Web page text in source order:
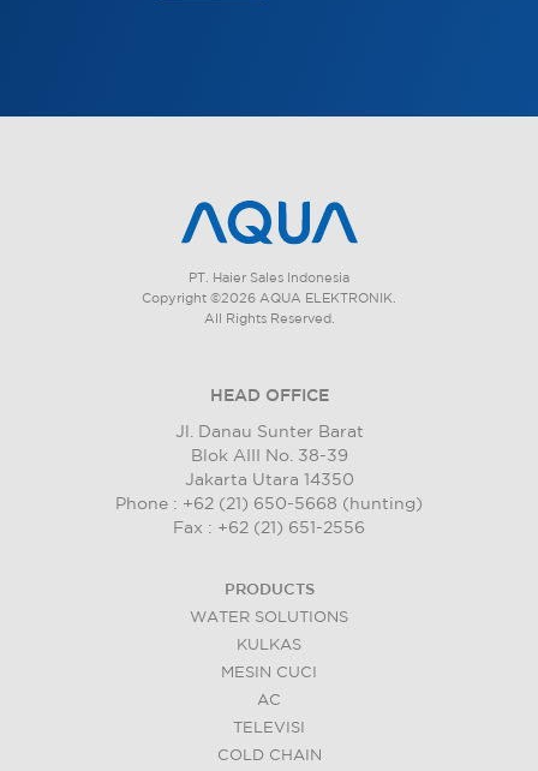
PT. Haier Sales Indonesia
Copyright ©2026 AQUA ELEKTRONIK.
All Rights Reserved.
HEAD OFFICE
Jl. Danau Sunter Barat
Blok AIII No. 38-39
Jakarta Utara 14350
Phone : +62 (21) 650-5668 (hunting)
Fax : +62 (21) 651-2556
PRODUCTS
WATER SOLUTIONS
KULKAS
MESIN CUCI
AC
TELEVISI
COLD CHAIN